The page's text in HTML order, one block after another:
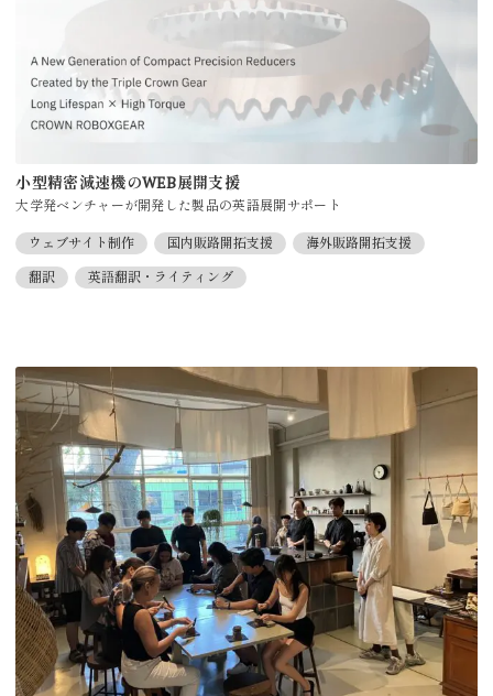
小型精密減速機のWEB展開支援
大学発ベンチャーが開発した製品の英語展開サポート
ウェブサイト制作 国内販路開拓支援 海外販路開拓支援
翻訳 英語翻訳・ライティング